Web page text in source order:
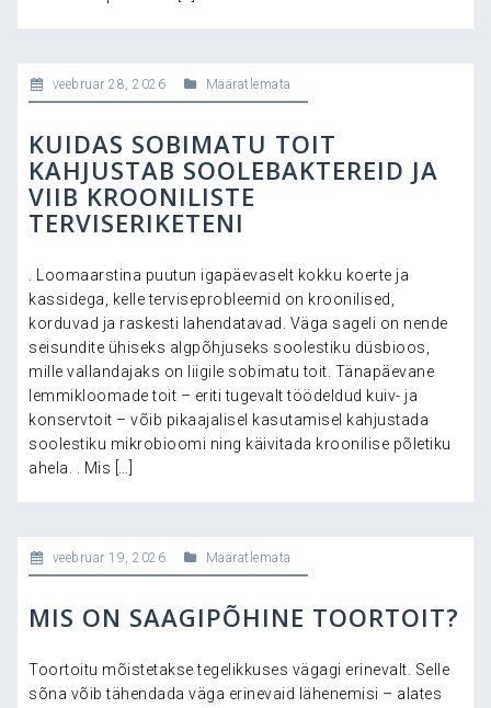
veebruar 28, 2026 Määratlemata
KUIDAS SOBIMATU TOIT
KAHJUSTAB SOOLEBAKTEREID JA
VIIB KROONILISTE
TERVISERIKETENI
. Loomaarstina puutun igapäevaselt kokku koerte ja
kassidega, kelle terviseprobleemid on kroonilised,
korduvad ja raskesti lahendatavad. Väga sageli on nende
seisundite ühiseks algpõhjuseks soolestiku düsbioos,
mille vallandajaks on liigile sobimatu toit. Tänapäevane
lemmikloomade toit – eriti tugevalt töödeldud kuiv- ja
konservtoit – võib pikaajalisel kasutamisel kahjustada
soolestiku mikrobioomi ning käivitada kroonilise põletiku
ahela. . Mis […]
veebruar 19, 2026 Määratlemata
MIS ON SAAGIPÕHINE TOORTOIT?
Toortoitu mõistetakse tegelikkuses vägagi erinevalt. Selle
sõna võib tähendada väga erinevaid lähenemisi – alates